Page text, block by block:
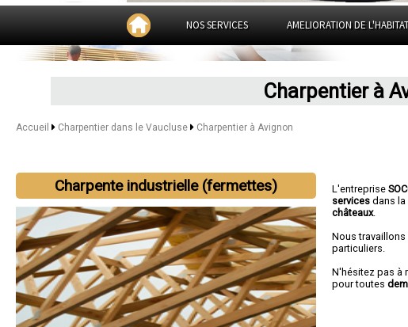
NOS SERVICES AMELIORATION DE
Charpentier à
Accueil Charpentier dans le Vaucluse Charpentier à Avignon
Charpente industrielle (fermettes) L'entreprise
services dans la
châteaux.
Nous
particuliers.
N'hésitez pas à
pour toutes